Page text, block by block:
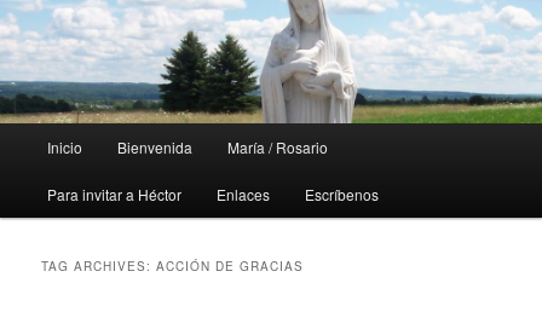
Inicio Bienvenida María / Rosario
Para invitar a Héctor Enlaces Escríbenos
TAG ARCHIVES:ACCIÓN DE GRACIAS